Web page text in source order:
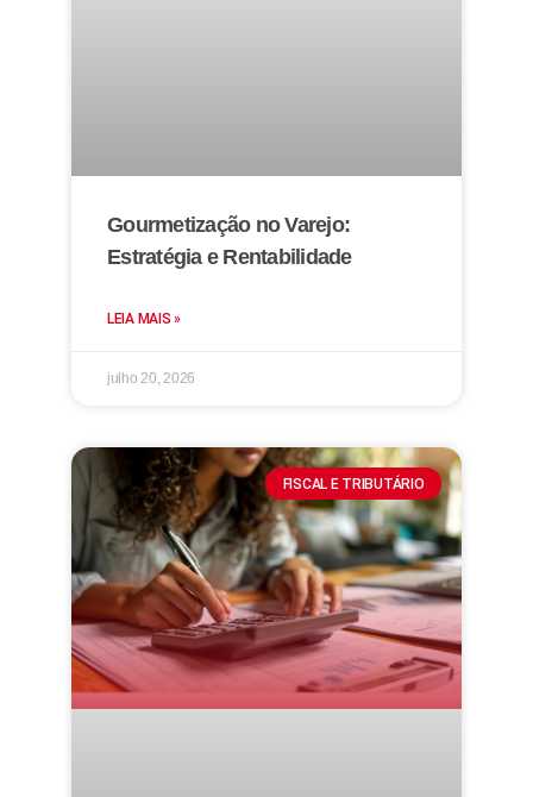
Gourmetização no Varejo:
Estratégia e Rentabilidade
LEIA MAIS »
julho 20, 2026
FISCAL E TRIBUTÁRIO